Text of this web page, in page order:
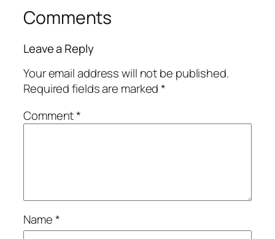
Comments
Leave a Reply
Your email address will not be published.
Required fields are marked*
Comment*
Name*